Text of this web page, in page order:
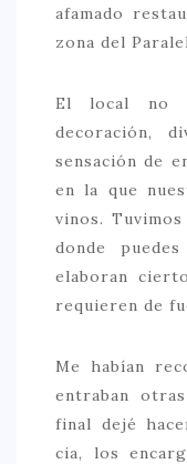
NUESTROS
LIFESTYLE
BEAUTY
CONOCIENDO A …
ESCAPADAS
GOURMET
HEALTHY
afamado
zona del
El local no
decoración,
sensación de
en la que
vinos.
donde
elaboran
requieren de
Me habían
entraban
final dejé
cia, los